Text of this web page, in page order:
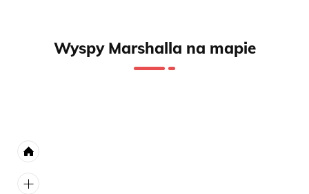
Wyspy Marshalla na mapie